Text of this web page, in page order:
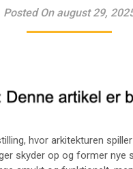
Posted On august 29,
hvor arkitekturen
skyder op og former nye